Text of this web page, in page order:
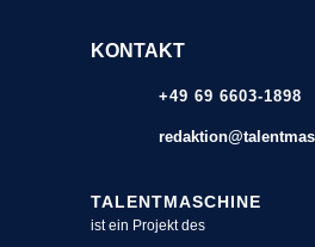
KONTAKT
+49 69 6603-1898
TALENTMASCHINE
ist ein Projekt des